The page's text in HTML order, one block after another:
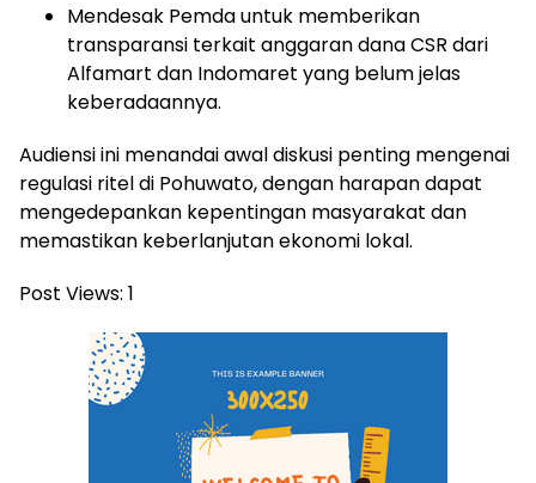
Mendesak Pemda untuk memberikan
transparansi terkait anggaran dana CSR dari
Alfamart dan Indomaret yang belum jelas
keberadaannya.
Audiensi ini menandai awal diskusi penting mengenai
regulasi ritel di Pohuwato, dengan harapan dapat
mengedepankan kepentingan masyarakat dan
memastikan keberlanjutan ekonomi lokal.
Post Views: 1